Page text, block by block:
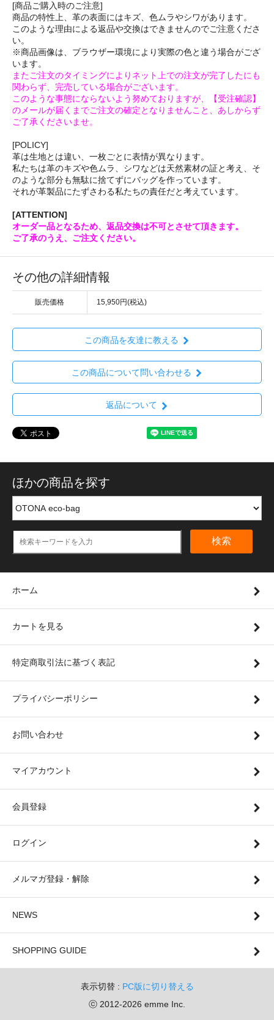
[商品ご購入時のご注意]
商品の特性上、革の表面にはキズ、色ムラやシワがあります。
このような理由による返品や交換はできませんのでご注意くださ
い。
※商品画像は、ブラウザー環境により実際の色と違う場合がござ
います。
またご注文のタイミングによりネット上での注文が完了したにも
関わらず、完売している場合がございます。
このような事態にならないよう努めておりますが、【受注確認】
のメールが届くまでご注文の確定となりませんこと、あしからず
ご了承くださいませ。
[POLICY]
革は生地とは違い、一枚ごとに表情が異なります。
私たちは革のキズや色ムラ、シワなどは天然素材の証と考え、そ
のような部分も無駄に捨てずにバッグを作っています。
それが革製品にたずさわる私たちの責任だと考えています。
[ATTENTION]
オーダー品となるため、返品交換は不可とさせて頂きます。
ご了承のうえ、ご注文ください。
その他の詳細情報
販売価格 15,950円(税込)
この商品を友達に教える
この商品について問い合わせる
返品について
ほかの商品を探す
検索
ホーム
カートを見る
特定商取引法に基づく表記
プライバシーポリシー
お問い合わせ
マイアカウント
会員登録
ログイン
メルマガ登録・解除
NEWS
SHOPPING GUIDE
表示切替 : PC版に切り替える
ⓒ 2012-2026 emme Inc.